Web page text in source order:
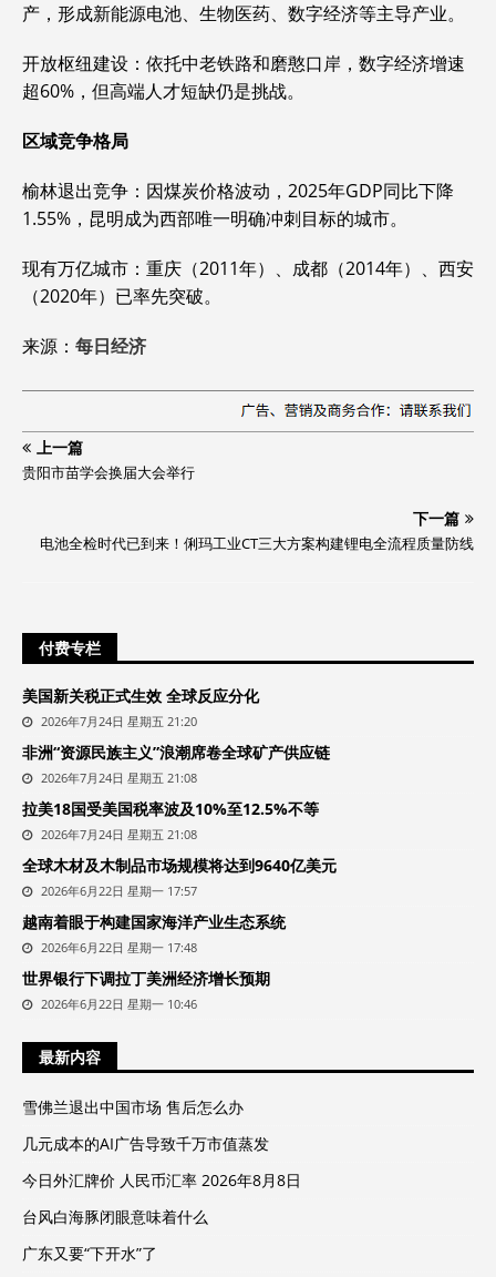
产，形成新能源电池、生物医药、数字经济等主导产业。‌‌
‌开放枢纽建设‌：依托中老铁路和磨憨口岸，数字经济增速
超60%，但高端人才短缺仍是挑战。‌‌
区域竞争格局
‌榆林退出竞争‌：因煤炭价格波动，2025年GDP同比下降
1.55%，昆明成为西部唯一明确冲刺目标的城市。‌‌
‌现有万亿城市‌：重庆（2011年）、成都（2014年）、西安
（2020年）已率先突破。‌‌
来源： 每日经济
上一篇
贵阳市苗学会换届大会举行
下一篇
电池全检时代已到来！俐玛工业CT三大方案构建锂电全流程质量防线
付费专栏
美国新关税正式生效 全球反应分化
2026年7月24日 星期五 21:20
非洲“资源民族主义”浪潮席卷全球矿产供应链
2026年7月24日 星期五 21:08
拉美18国受美国税率波及10%至12.5%不等
2026年7月24日 星期五 21:08
全球木材及木制品市场规模将达到9640亿美元
2026年6月22日 星期一 17:57
越南着眼于构建国家海洋产业生态系统
2026年6月22日 星期一 17:48
世界银行下调拉丁美洲经济增长预期
2026年6月22日 星期一 10:46
最新内容
雪佛兰退出中国市场 售后怎么办
几元成本的AI广告导致千万市值蒸发
今日外汇牌价 人民币汇率 2026年8月8日
台风白海豚闭眼意味着什么
广东又要“下开水”了